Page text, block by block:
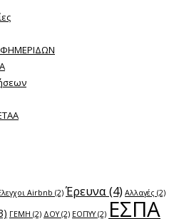
Airbnb (2) Έρευνα (4) Αλλαγές (2)
ΓΕΜΗ (2) ΔΟΥ(2) ΕΟΠΥΥ(2) ΕΣΠΑ